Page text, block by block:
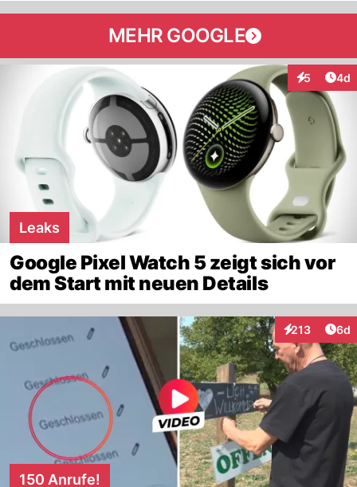
MEHR GOOGLE
5 4d
Leaks
Google Pixel Watch 5 zeigt sich vor
dem Start mit neuen Details
213
Interaktionen
6d
150 Anrufe!